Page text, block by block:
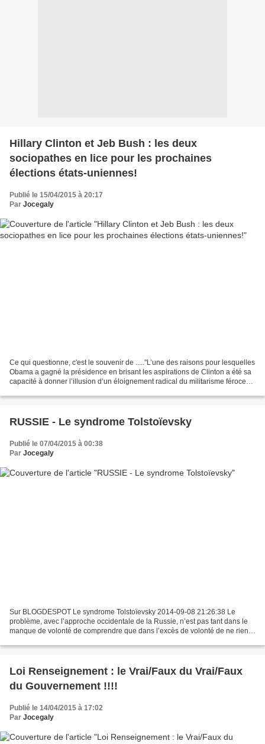
Hillary Clinton et Jeb Bush : les deux
sociopathes en lice pour les prochaines
élections états-uniennes!
Publié le 15/04/2015 à 20:17
Par Jocegaly
Ce qui questionne, c'est le souvenir de ....."L’une des raisons pour lesquelles
Obama a gagné la présidence en brisant les aspirations de Clinton a été sa
capacité à donner l’illusion d’un éloignement radical du militarisme féroce
RUSSIE - Le syndrome Tolstoïevsky
Publié le 07/04/2015 à 00:38
Par Jocegaly
Sur BLOGDESPOT Le syndrome Tolstoïevsky 2014-09-08 21:26:38 Le
problème, avec l’approche occidentale de la Russie, n’est pas tant dans le
manque de volonté de comprendre que dans l’excès de volonté de ne rien
Loi Renseignement : le Vrai/Faux du Vrai/Faux
du Gouvernement !!!!
Publié le 14/04/2015 à 17:02
Par Jocegaly